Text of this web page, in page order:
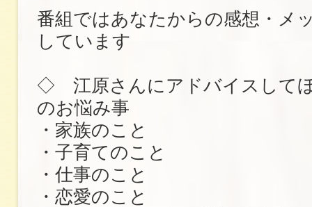
番組ではあなたからの感想・メ
しています
◇ 江原さんにアドバイスして
のお悩み事
・家族のこと
・子育てのこと
・仕事のこと
・恋愛のこと